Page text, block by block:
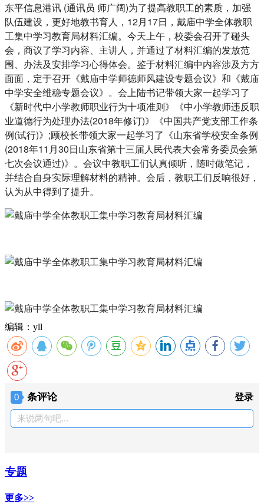
东平信息港讯 (通讯员 师广阔)为了提高教职工的素质，加强
队伍建设，更好地教书育人，12月17日，戴庙中学全体教职
工集中学习教育局材料汇编。今天上午，校委会召开了碰头
会，商议了学习内容、主讲人，并通过了材料汇编的发放范
围、办法及安排学习心得体会。鉴于材料汇编中内容涉及方方
面面，定于召开《戴庙中学师德师风建设专题会议》和《戴庙
中学安全维稳专题会议》。会上陆书记带领大家一起学习了
《新时代中小学教师职业行为十项准则》《中小学教师违反职
业道德行为处理办法(2018年修订)》《中国共产党支部工作条
例(试行)》;顾校长带领大家一起学习了《山东省学校安全条例
(2018年11月30日山东省第十三届人民代表大会常务委员会第
七次会议通过)》。会议中教职工们认真倾听，随时做笔记，
并结合自身实际理解材料的精神。会后，教职工们反响很好，
认为从中得到了提升。
编辑：yll
0 条评论 登录
来说两句吧...
专题
更多>>